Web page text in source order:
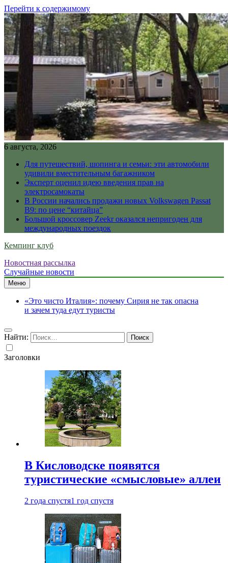
Перейти к содержимому
6 августа, 2026
Для путешествий, шопинга и семьи: эти автомобили
удивили вместительным багажником
Эксперт оценил идею введения прав на
электросамокаты
В России начались продажи новых Volkswagen Passat
B9: по цене “китайца”
Большой кроссовер Zeekr оказался непригоден для
международных поездок
Кемпинг клуб
Новостная рассылка
Случайные новости
Меню
«Это чисто Италия»: почему Сирия не так опасна
и зачем туда едут туристы
Найти:
Заголовки
В Кисловодске появятся
туристические «смысловые» аллеи
2 года спустя1 год спустя